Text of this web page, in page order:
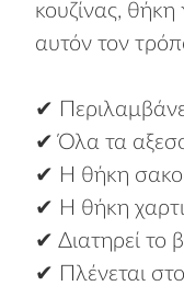
κουζίνας,
αυτόν τον
✔
✔ Όλα τα
✔ Η θήκη
✔ Η θήκη
✔ Διατηρεί το
✔ Πλένεται